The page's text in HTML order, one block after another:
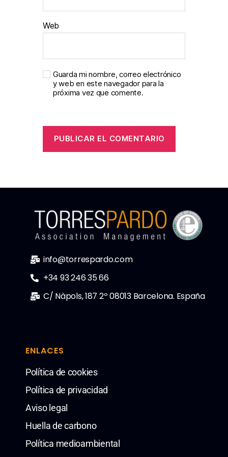
Web
Guarda mi nombre, correo electrónico
y web en este navegador para la
próxima vez que comente.
info@torrespardo.com
+34 93 246 35 66
C/ Nàpols, 187 2º 08013 Barcelona. España
ENLACES
Política de cookies
Política de privacidad
Aviso legal
Huella de carbono
Política medioambiental